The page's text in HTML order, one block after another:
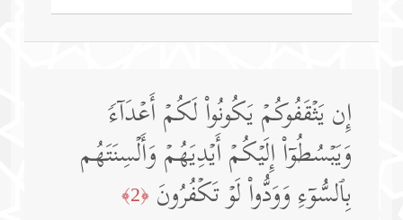
إِن یَثۡقَفُوكُمۡ یَكُونُوا۟ لَكُمۡ أَعۡدَاۤءࣰ
وَیَبۡسُطُوۤا۟ إِلَیۡكُمۡ أَیۡدِیَهُمۡ وَأَلۡسِنَتَهُم
بِٱلسُّوۤءِ وَوَدُّوا۟ لَوۡ تَكۡفُرُونَ ﴿2﴾